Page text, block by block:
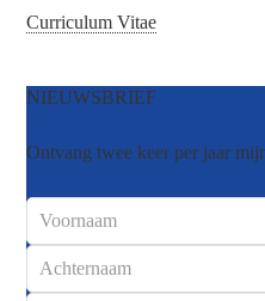
Curriculum Vitae
NIEUWSBRIEF
Ontvang twee keer per jaar